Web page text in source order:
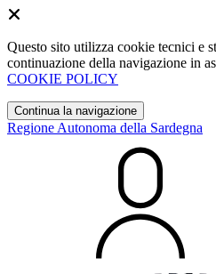
Questo sito utilizza cookie tecnici e
continuazione della navigazione in
COOKIE POLICY
Continua la navigazione
Regione Autonoma della Sardegna